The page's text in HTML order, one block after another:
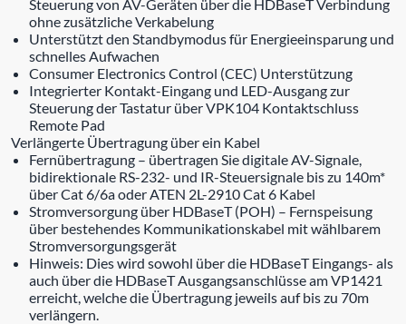
Steuerung von AV-Geräten über die HDBaseT Verbindung
ohne zusätzliche Verkabelung
Unterstützt den Standbymodus für Energieeinsparung und
schnelles Aufwachen
Consumer Electronics Control (CEC) Unterstützung
Integrierter Kontakt-Eingang und LED-Ausgang zur
Steuerung der Tastatur über VPK104 Kontaktschluss
Remote Pad
Verlängerte Übertragung über ein Kabel
Fernübertragung – übertragen Sie digitale AV-Signale,
bidirektionale RS-232- und IR-Steuersignale bis zu 140m*
über Cat 6/6a oder ATEN 2L-2910 Cat 6 Kabel
Stromversorgung über HDBaseT (POH) – Fernspeisung
über bestehendes Kommunikationskabel mit wählbarem
Stromversorgungsgerät
Hinweis: Dies wird sowohl über die HDBaseT Eingangs- als
auch über die HDBaseT Ausgangsanschlüsse am VP1421
erreicht, welche die Übertragung jeweils auf bis zu 70m
verlängern.